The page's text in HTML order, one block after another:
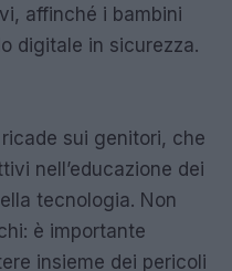
affinché i bambini
digitale in sicurezza.
sui genitori, che
nell’educazione dei
tecnologia. Non
è importante
insieme dei pericoli